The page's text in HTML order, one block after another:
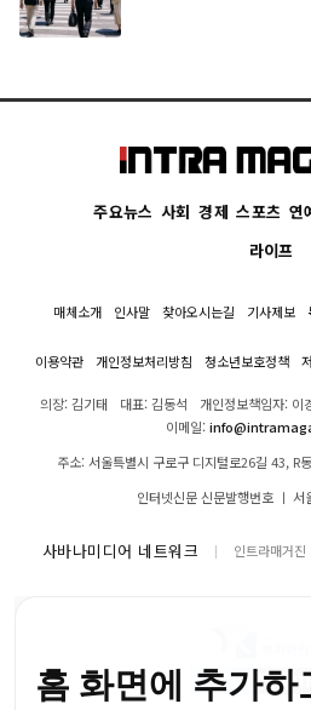
주요뉴스 사회 경제 스포츠 연
라이프
매체소개 인사말 찾아오시는길 기사제보
이용약관 개인정보처리방침 청소년보호정책
의장: 김기태 대표: 김동석 개인정보책임자: 이
이메일:
주소: 서울특별시 구로구 디지털로26길 43, R
인터넷신문 신문발행번호 ㅣ
사바나미디어 네트워크 인트라매거진
홈 화면에 추가하